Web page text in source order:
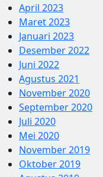
April 2023
Maret 2023
Januari 2023
Desember 2022
Juni 2022
Agustus 2021
November 2020
September 2020
Juli 2020
Mei 2020
November 2019
Oktober 2019